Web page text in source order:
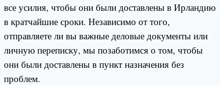
все усилия, чтобы они были доставлены в Ирландию
в кратчайшие сроки. Независимо от того,
отправляете ли вы важные деловые документы или
личную переписку, мы позаботимся о том, чтобы
они были доставлены в пункт назначения без
проблем.